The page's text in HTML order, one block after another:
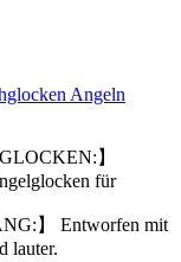
Angeln
】
für
】 Entworfen mit
lauter.